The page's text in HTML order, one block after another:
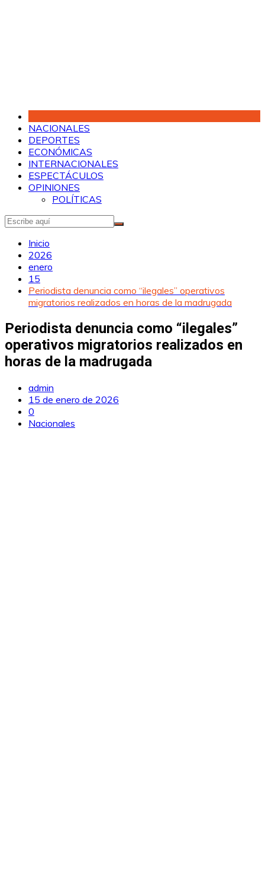
NACIONALES
DEPORTES
ECONÓMICAS
INTERNACIONALES
ESPECTÁCULOS
OPINIONES
POLÍTICAS
Inicio
2026
enero
15
Periodista denuncia como “ilegales” operativos
migratorios realizados en horas de la madrugada
Periodista denuncia como “ilegales”
operativos migratorios realizados en
horas de la madrugada
admin
15 de enero de 2026
0
Nacionales